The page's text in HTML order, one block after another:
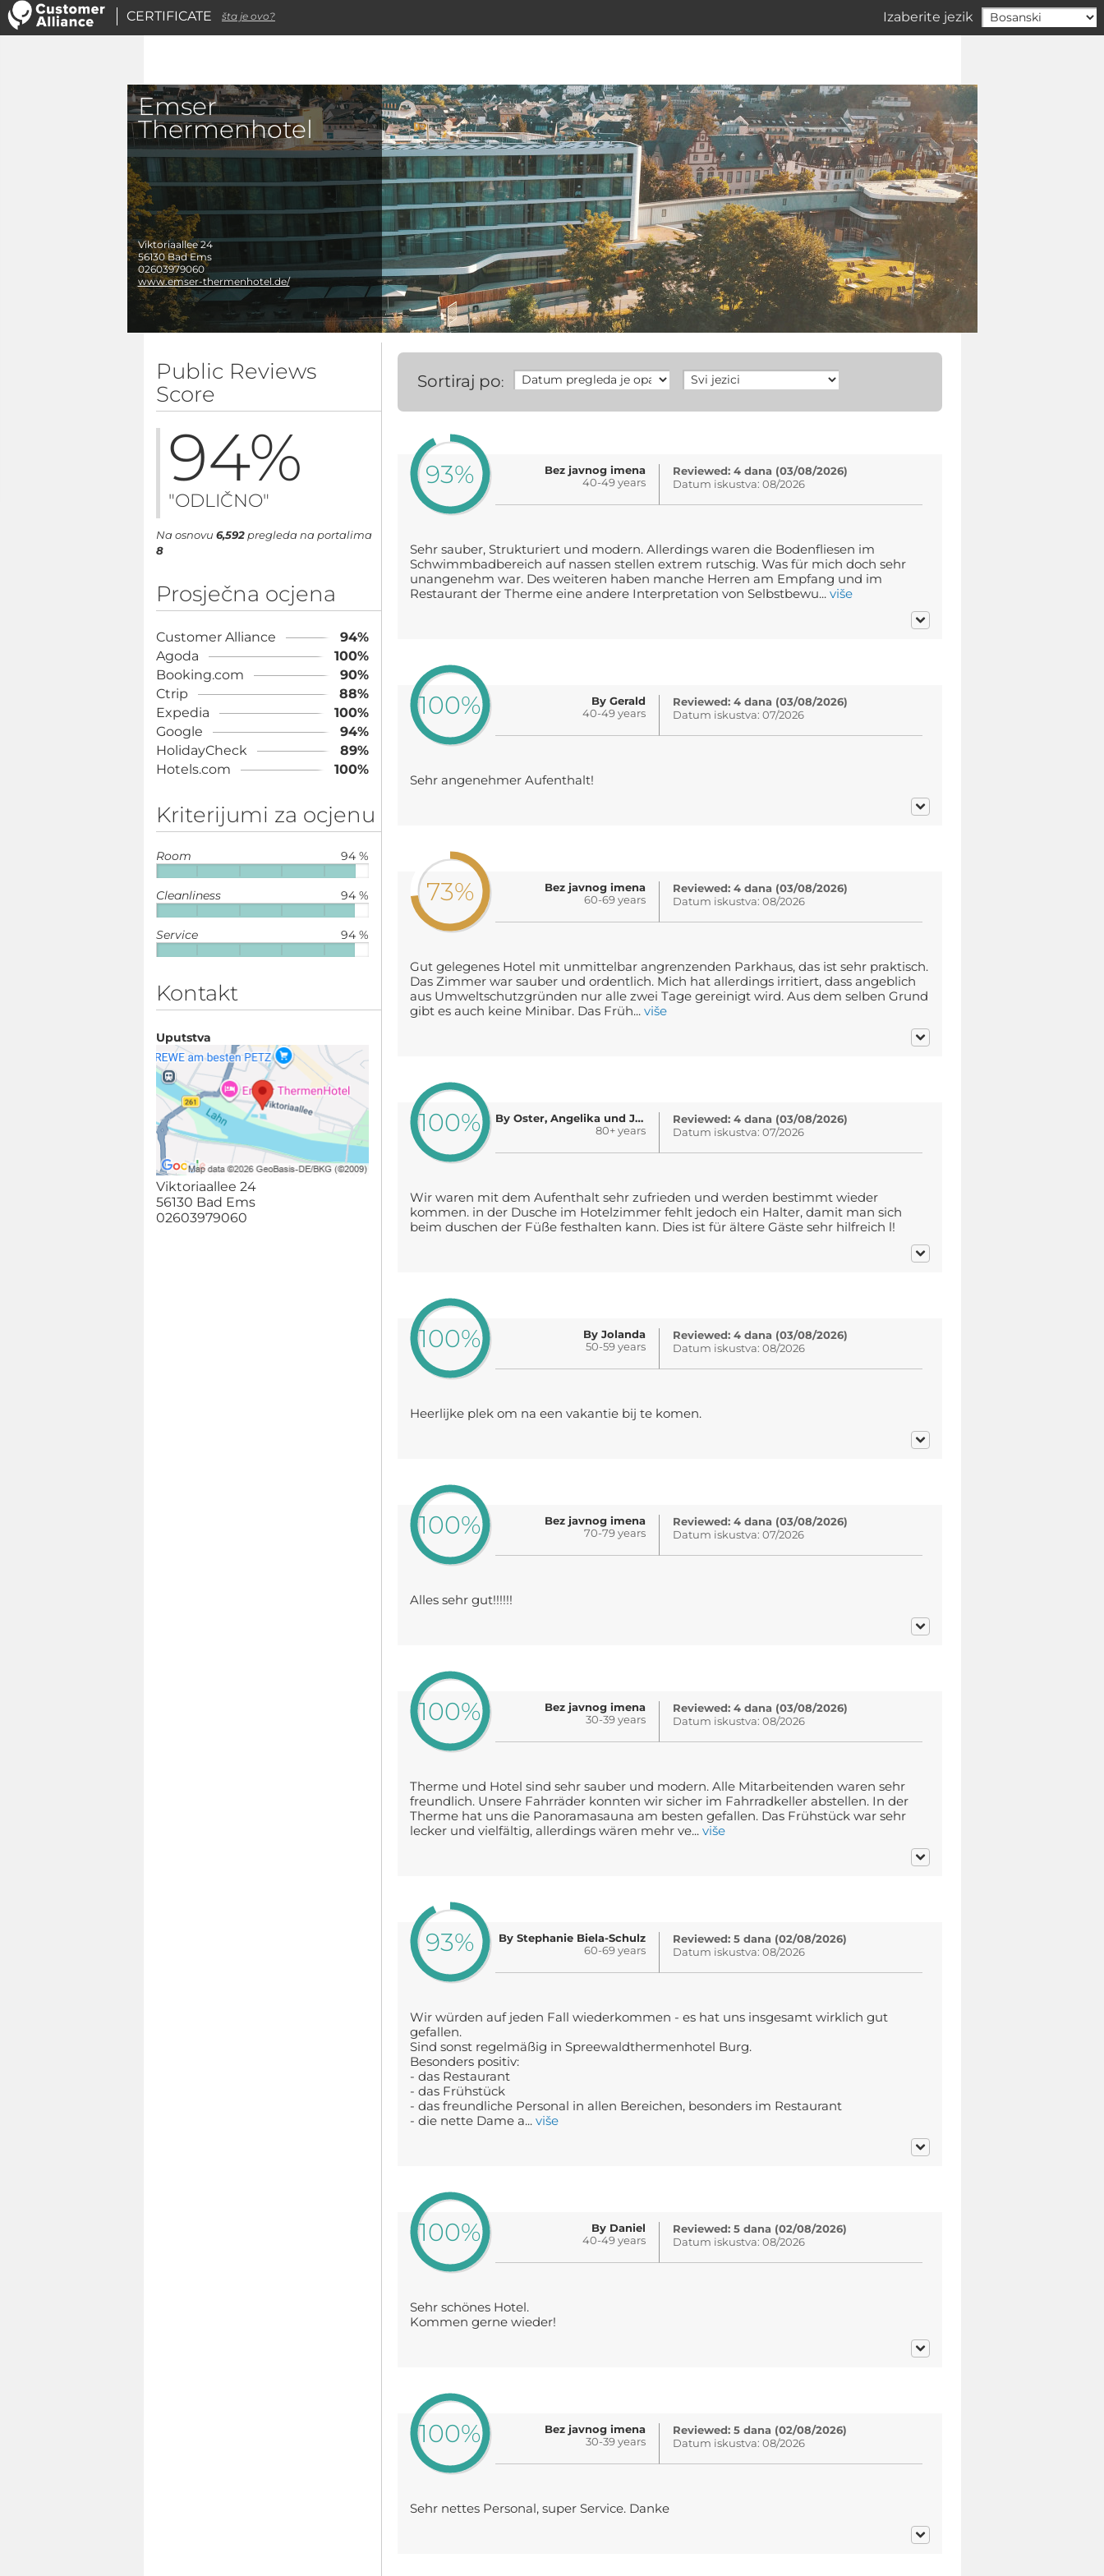
Izaberite jezik
Emser
Thermenhotel
Viktoriaallee 24
56130 Bad Ems
02603979060
www.emser-thermenhotel.de/
Public Reviews
Score
94%
"ODLIČNO"
Na osnovu 6,592pregleda na portalima
8
Prosječna ocjena
Customer Alliance
94%
Agoda
100%
Booking.com
90%
Ctrip
88%
Expedia
100%
Google
94%
HolidayCheck
89%
Hotels.com
100%
Kriterijumi za ocjenu
94 %
Room
94 %
Cleanliness
94 %
Service
Kontakt
Uputstva
Viktoriaallee 24
56130 Bad Ems
02603979060
Sortiraj po:
93%
Bez javnog imena
40-49 years
Reviewed: 4 dana (03/08/2026)
Datum iskustva: 08/2026
Sehr sauber, Strukturiert und modern. Allerdings waren die Bodenfliesen im
Schwimmbadbereich auf nassen stellen extrem rutschig. Was für mich doch sehr
unangenehm war. Des weiteren haben manche Herren am Empfang und im
Restaurant der Therme eine andere Interpretation von Selbstbewu... više
100%
By Gerald
40-49 years
Reviewed: 4 dana (03/08/2026)
Datum iskustva: 07/2026
Sehr angenehmer Aufenthalt!
73%
Bez javnog imena
60-69 years
Reviewed: 4 dana (03/08/2026)
Datum iskustva: 08/2026
Gut gelegenes Hotel mit unmittelbar angrenzenden Parkhaus, das ist sehr praktisch.
Das Zimmer war sauber und ordentlich. Mich hat allerdings irritiert, dass angeblich
aus Umweltschutzgründen nur alle zwei Tage gereinigt wird. Aus dem selben Grund
gibt es auch keine Minibar. Das Früh... više
100%
By Oster, Angelika und Jürgen
80+ years
Reviewed: 4 dana (03/08/2026)
Datum iskustva: 07/2026
Wir waren mit dem Aufenthalt sehr zufrieden und werden bestimmt wieder
kommen. in der Dusche im Hotelzimmer fehlt jedoch ein Halter, damit man sich
beim duschen der Füße festhalten kann. Dies ist für ältere Gäste sehr hilfreich l!
100%
By Jolanda
50-59 years
Reviewed: 4 dana (03/08/2026)
Datum iskustva: 08/2026
Heerlijke plek om na een vakantie bij te komen.
100%
Bez javnog imena
70-79 years
Reviewed: 4 dana (03/08/2026)
Datum iskustva: 07/2026
Alles sehr gut!!!!!!
100%
Bez javnog imena
30-39 years
Reviewed: 4 dana (03/08/2026)
Datum iskustva: 08/2026
Therme und Hotel sind sehr sauber und modern. Alle Mitarbeitenden waren sehr
freundlich. Unsere Fahrräder konnten wir sicher im Fahrradkeller abstellen. In der
Therme hat uns die Panoramasauna am besten gefallen. Das Frühstück war sehr
lecker und vielfältig, allerdings wären mehr ve... više
93%
By Stephanie Biela-Schulz
60-69 years
Reviewed: 5 dana (02/08/2026)
Datum iskustva: 08/2026
Wir würden auf jeden Fall wiederkommen - es hat uns insgesamt wirklich gut
gefallen.
Sind sonst regelmäßig in Spreewaldthermenhotel Burg.
Besonders positiv:
- das Restaurant
- das Frühstück
- das freundliche Personal in allen Bereichen, besonders im Restaurant
- die nette Dame a... više
100%
By Daniel
40-49 years
Reviewed: 5 dana (02/08/2026)
Datum iskustva: 08/2026
Sehr schönes Hotel.
Kommen gerne wieder!
100%
Bez javnog imena
30-39 years
Reviewed: 5 dana (02/08/2026)
Datum iskustva: 08/2026
Sehr nettes Personal, super Service. Danke
CERTIFICATE šta je ovo?